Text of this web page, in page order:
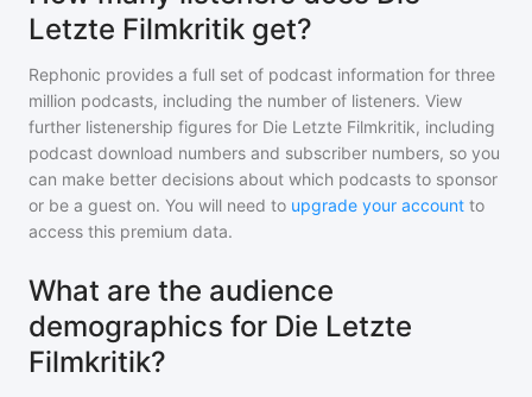
Letzte Filmkritik get?
Rephonic provides a full set of podcast information for three
million podcasts, including the number of listeners. View
further listenership figures for Die Letzte Filmkritik, including
podcast download numbers and subscriber numbers, so you
can make better decisions about which podcasts to sponsor
or be a guest on. You will need to upgrade your account to
access this premium data.
What are the audience
demographics for Die Letzte
Filmkritik?